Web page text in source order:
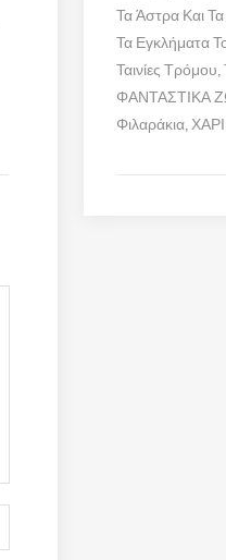
Τα Άστρα Και
Τα Εγκλήματα
Ταινίες Τρόμου
ΦΑΝΤΑΣΤΙΚΑ
Φιλαράκια